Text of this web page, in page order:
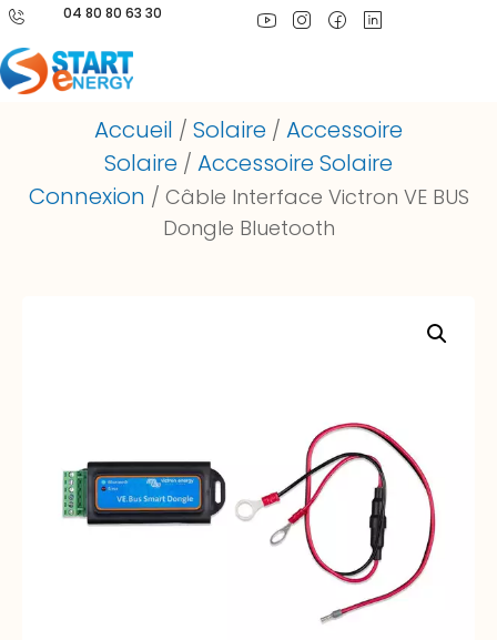
04 80 80 63 30
Accueil / Solaire / Accessoire
Solaire / Accessoire Solaire
Connexion / Câble Interface Victron VE BUS
Dongle Bluetooth